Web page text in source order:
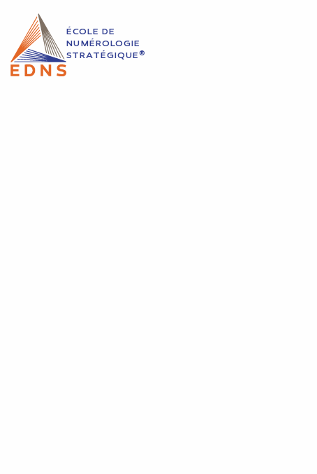
ÉCOLE DE
NUMÉROLOGIE
STRATÉGIQUE®